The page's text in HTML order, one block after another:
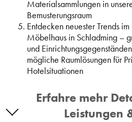
Materialsammlungen in
Bemusterungsraum
Entdecken neuester Trends
Möbelhaus in Schladming –
und
mögliche Raumlösungen für
Hotelsituationen
Erfahre mehr
Leistungen